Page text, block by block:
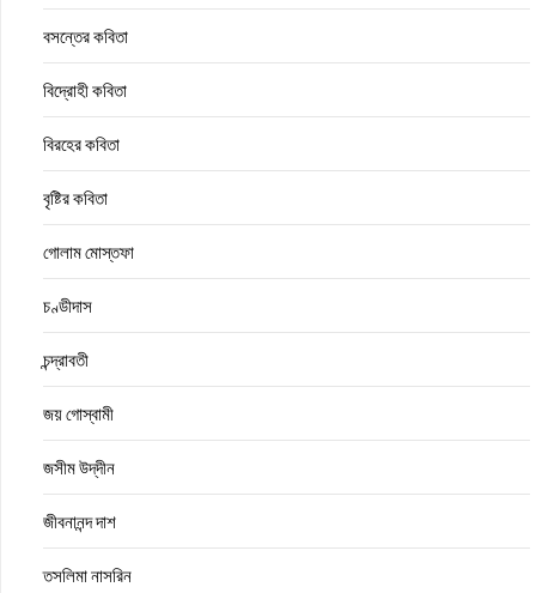
বসন্তের কবিতা
বিদ্রোহী কবিতা
বিরহের কবিতা
বৃষ্টির কবিতা
গোলাম মোস্তফা
চণ্ডীদাস
চন্দ্রাবতী
জয় গোস্বামী
জসীম উদ্‌দীন
জীবনানন্দ দাশ
তসলিমা নাসরিন